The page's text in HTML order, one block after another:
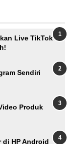
Live TikTok
Sendiri
Produk
di HP Android